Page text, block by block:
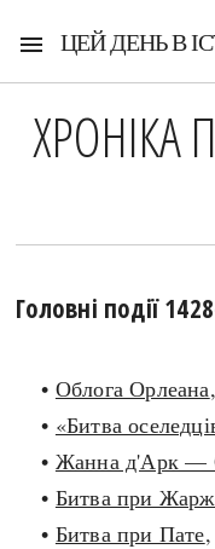
menu ЦЕЙ ДЕНЬ В
ХРОНІКА
Головні події
• Облога Орлеана
• «Битва
• Жанна д'Арк —
• Битва при
• Битва при Пате